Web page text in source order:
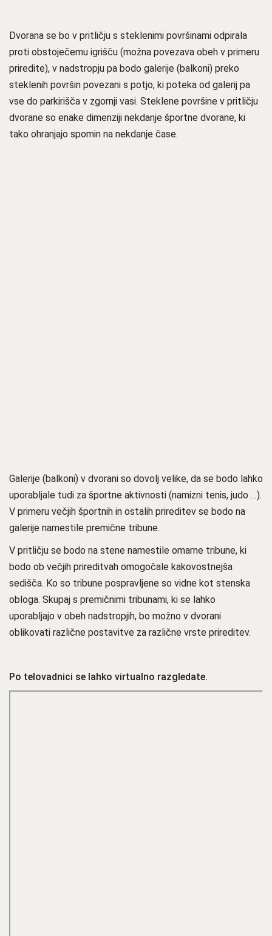
Dvorana se bo v pritličju s steklenimi površinami odpirala
proti obstoječemu igrišču (možna povezava obeh v primeru
priredite), v nadstropju pa bodo galerije (balkoni) preko
steklenih površin povezani s potjo, ki poteka od galerij pa
vse do parkirišča v zgornji vasi. Steklene površine v pritličju
dvorane so enake dimenziji nekdanje športne dvorane, ki
tako ohranjajo spomin na nekdanje čase.
Galerije (balkoni) v dvorani so dovolj velike, da se bodo lahko
uporabljale tudi za športne aktivnosti (namizni tenis, judo …).
V primeru večjih športnih in ostalih prireditev se bodo na
galerije namestile premične tribune.
V pritličju se bodo na stene namestile omarne tribune, ki
bodo ob večjih prireditvah omogočale kakovostnejša
sedišča. Ko so tribune pospravljene so vidne kot stenska
obloga. Skupaj s premičnimi tribunami, ki se lahko
uporabljajo v obeh nadstropjih, bo možno v dvorani
oblikovati različne postavitve za različne vrste prireditev.
Po telovadnici se lahko virtualno razgledate.